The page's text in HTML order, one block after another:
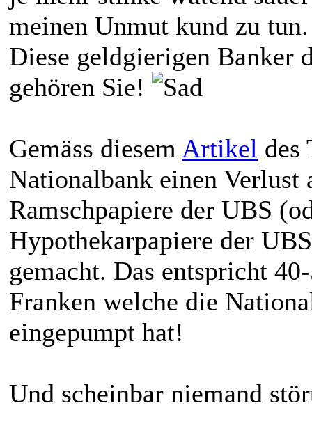
meinen Unmut kund zu tun.
Diese geldgierigen Banker
gehören Sie!
Gemäss diesem Artikel des
Nationalbank einen Verlust
Ramschpapiere der UBS
Hypothekarpapiere der
gemacht. Das entspricht
Franken welche die
eingepumpt hat!
Und scheinbar niemand